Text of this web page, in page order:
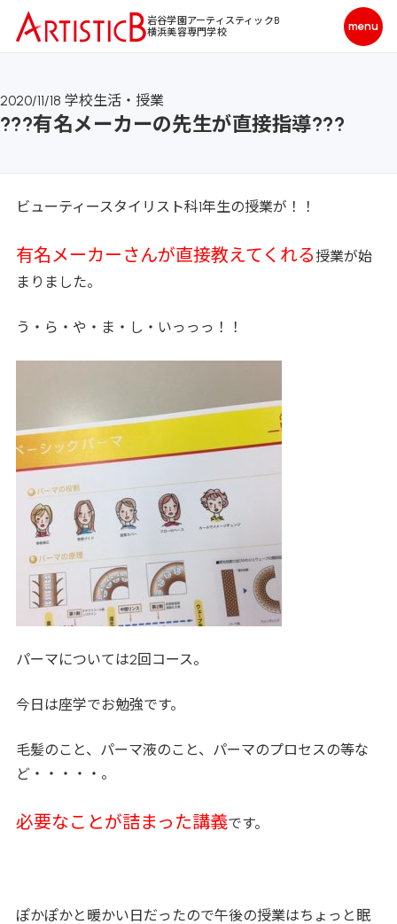
岩谷学園アーティスティックB
横浜美容専門学校
2020/11/18 学校生活・授業
???有名メーカーの先生が直接指導???
ビューティースタイリスト科1年生の授業が！！
有名メーカーさんが直接教えてくれる授業が始
まりました。
う・ら・や・ま・し・いっっっ！！
パーマについては2回コース。
今日は座学でお勉強です。
毛髪のこと、パーマ液のこと、パーマのプロセスの等な
ど・・・・・。
必要なことが詰まった講義です。
ぽかぽかと暖かい日だったので午後の授業はちょっと眠